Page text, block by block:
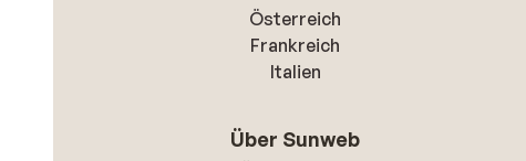
Österreich
Frankreich
Italien
Über Sunweb